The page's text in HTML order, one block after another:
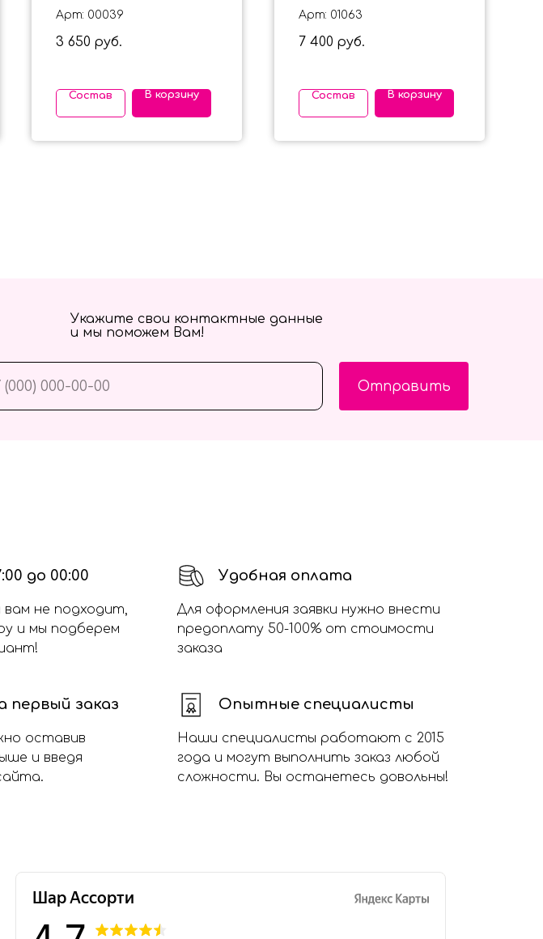
надписью" на выписку
для девочки
Арт: 00039
3 650 руб.
Состав В корзину
"Мальчуган" с белыми
шариками под
потолок
Арт: 01063
7 400 руб.
Состав В корзину
Отправить
Укажите свои контактные данные
и мы поможем Вам!
до 00:00
вам не подходит,
и мы подберем
Удобная оплата
Для оформления заявки нужно внести
предоплату 50-100% от стоимости
заказа
первый заказ
оставив
и введя
Опытные специалисты
Наши специалисты работают с 2015
года и могут выполнить заказ любой
сложности. Вы останетесь довольны!